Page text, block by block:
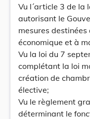
Vu l´article 3 de la
autorisant le
mesures
économique et à
Vu la loi du 7
complétant la loi
création de
élective;
Vu le règlement
déterminant le